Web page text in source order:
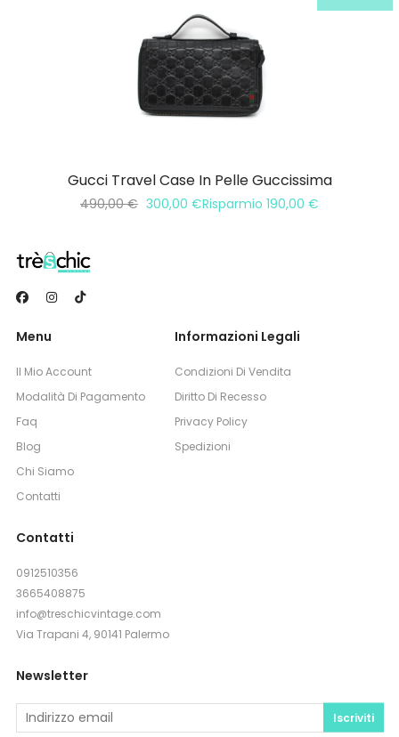
Gucci Travel Case In Pelle Guccissima
490,00€ 300,00 €Risparmio 190,00 €
Menu
Il Mio Account
Modalità Di Pagamento
Faq
Blog
Chi Siamo
Contatti
Informazioni Legali
Condizioni Di Vendita
Diritto Di Recesso
Privacy Policy
Spedizioni
Contatti
0912510356
3665408875
info@treschicvintage.com
Via Trapani 4, 90141 Palermo
Newsletter
Iscriviti